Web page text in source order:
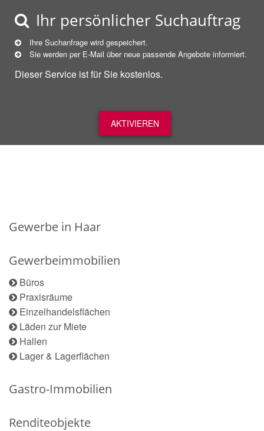
Ihr persönlicher Suchauftrag
Ihre Suchanfrage wird gespeichert.
Sie werden per E-Mail über neue passende Angebote informiert.
Dieser Service ist für Sie kostenlos.
AKTIVIEREN
Gewerbe in Haar
Gewerbeimmobilien
Büros
Praxisräume
Einzelhandelsflächen
Läden zur Miete
Hallen
Lager & Lagerflächen
Gastro-Immobilien
Renditeobjekte